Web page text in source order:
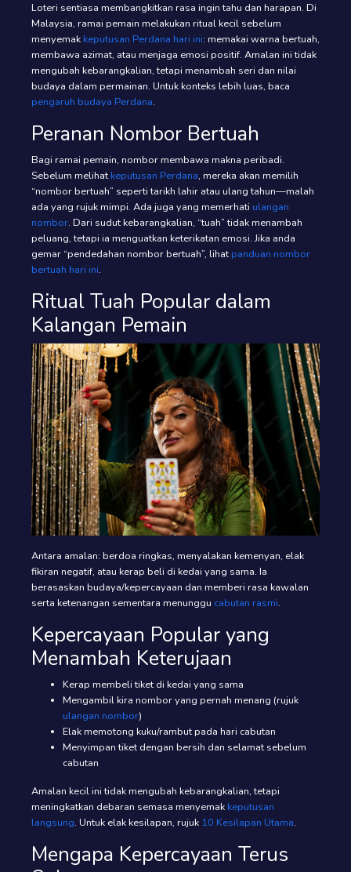
Loteri sentiasa membangkitkan rasa ingin tahu dan harapan. Di
Malaysia, ramai pemain melakukan ritual kecil sebelum
menyemak keputusan Perdana hari ini: memakai warna bertuah,
membawa azimat, atau menjaga emosi positif. Amalan ini tidak
mengubah kebarangkalian, tetapi menambah seri dan nilai
budaya dalam permainan. Untuk konteks lebih luas, baca
pengaruh budaya Perdana.
Peranan Nombor Bertuah
Bagi ramai pemain, nombor membawa makna peribadi.
Sebelum melihat keputusan Perdana, mereka akan memilih
“nombor bertuah” seperti tarikh lahir atau ulang tahun—malah
ada yang rujuk mimpi. Ada juga yang memerhati ulangan
nombor. Dari sudut kebarangkalian, “tuah” tidak menambah
peluang, tetapi ia menguatkan keterikatan emosi. Jika anda
gemar “pendedahan nombor bertuah”, lihat panduan nombor
bertuah hari ini.
Ritual Tuah Popular dalam
Kalangan Pemain
Antara amalan: berdoa ringkas, menyalakan kemenyan, elak
fikiran negatif, atau kerap beli di kedai yang sama. Ia
berasaskan budaya/kepercayaan dan memberi rasa kawalan
serta ketenangan sementara menunggu cabutan rasmi.
Kepercayaan Popular yang
Menambah Keterujaan
Kerap membeli tiket di kedai yang sama
Mengambil kira nombor yang pernah menang (rujuk
ulangan nombor)
Elak memotong kuku/rambut pada hari cabutan
Menyimpan tiket dengan bersih dan selamat sebelum
cabutan
Amalan kecil ini tidak mengubah kebarangkalian, tetapi
meningkatkan debaran semasa menyemak keputusan
langsung. Untuk elak kesilapan, rujuk 10 Kesilapan Utama.
Mengapa Kepercayaan Terus